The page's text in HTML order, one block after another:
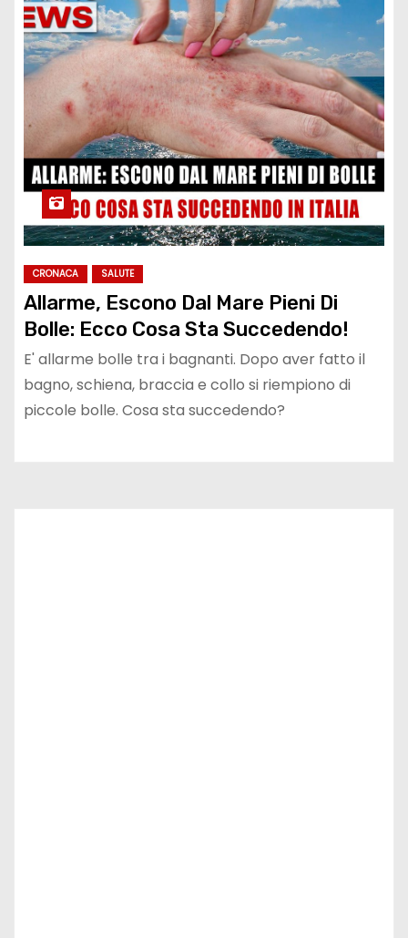
CRONACA SALUTE
Allarme, Escono Dal Mare Pieni Di
Bolle: Ecco Cosa Sta Succedendo!
E' allarme bolle tra i bagnanti. Dopo aver fatto il
bagno, schiena, braccia e collo si riempiono di
piccole bolle. Cosa sta succedendo?